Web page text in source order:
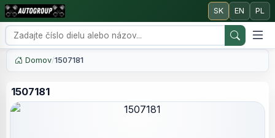
SK EN PL
Domov/1507181
1507181